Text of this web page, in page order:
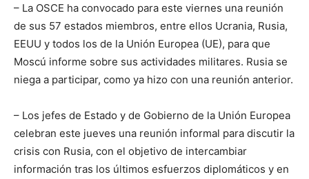
– La OSCE ha convocado para este viernes una reunión
de sus 57 estados miembros, entre ellos Ucrania, Rusia,
EEUU y todos los de la Unión Europea (UE), para que
Moscú informe sobre sus actividades militares. Rusia se
niega a participar, como ya hizo con una reunión anterior.
– Los jefes de Estado y de Gobierno de la Unión Europea
celebran este jueves una reunión informal para discutir la
crisis con Rusia, con el objetivo de intercambiar
información tras los últimos esfuerzos diplomáticos y en